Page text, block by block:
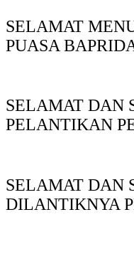
SELAMAT
PUASA
SELAMAT DAN
PELANTIKAN
SELAMAT DAN
DILANTIKNYA